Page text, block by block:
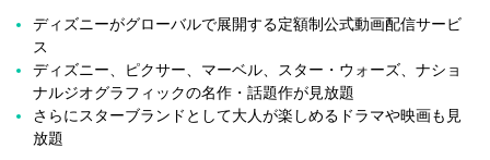
ディズニーがグローバルで展開する定額制公式動画配信サービ
ス
ディズニー、ピクサー、マーベル、スター・ウォーズ、ナショ
ナルジオグラフィックの名作・話題作が見放題
さらにスターブランドとして大人が楽しめるドラマや映画も見
放題